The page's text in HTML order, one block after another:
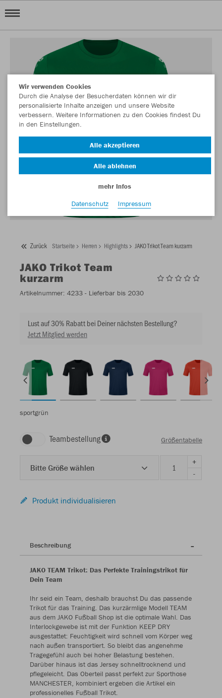
Zurück Startseite Herren Highlights JAKO Trikot Team kurzarm
JAKO Trikot Team
kurzarm
Artikelnummer: 4233 - Lieferbar bis 2030
Lust auf 30% Rabatt bei Deiner nächsten Bestellung?
Jetzt Mitglied werden
sportgrün
Teambestellung Größentabelle
Bitte Größe wählen
+
-
Produkt individualisieren
Beschreibung
JAKO TEAM Trikot: Das Perfekte Trainingstrikot für
Dein Team
Ihr seid ein Team, deshalb brauchst Du das passende
Trikot für das Training. Das kurzärmlige Modell TEAM
aus dem JAKO Fußball Shop ist die optimale Wahl. Das
Interlockgewebe ist mit der Funktion KEEP DRY
ausgestattet: Feuchtigkeit wird schnell vom Körper weg
nach außen transportiert. So bleibt das angenehme
Tragegefühl auch bei hoher Belastung bestehen.
Darüber hinaus ist das Jersey schnelltrocknend und
pflegeleicht. Das Oberteil passt perfekt zur Sporthose
MANCHESTER, kombiniert ergeben die Artikel ein
professionelles Fußball Trikot.
Wir verwenden Cookies
Durch die Analyse der Besucherdaten können wir dir
personalisierte Inhalte anzeigen und unsere Website
verbessern. Weitere Informationen zu den Cookies findest Du
in den Einstellungen.
Alle akzeptieren
Alle ablehnen
mehr Infos
Datenschutz
Impressum